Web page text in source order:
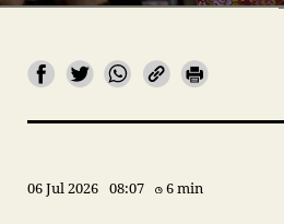
06 Jul 2026 08:07 6 min